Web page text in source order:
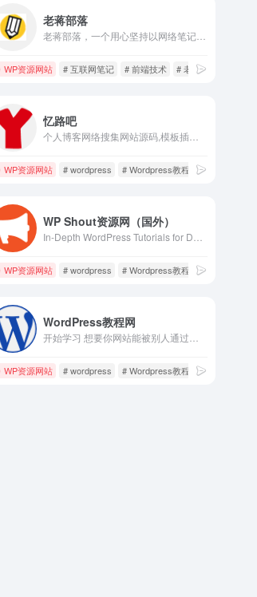
老蒋部落
老蒋部落，一个用心坚持以网络笔记形式记录、分享互联网技术的IT自媒体。网站关注服务器运维、Web前端资源等文案记录。作者老蒋(ItBuLu)。
WP资源网站 # 互联网笔记 # 前端技术 # 老将部落
忆路吧
个人博客网络搜集网站源码,模板插件,免费资源分享网站
WP资源网站 # wordpress # Wordpress教程 # 资源
教程
WP Shout资源网（国外）
WP资源网站 # wordpress # Wordpress教程 # 资源
WordPress教程网
WP资源网站 # wordpress # Wordpress教程 # 资源